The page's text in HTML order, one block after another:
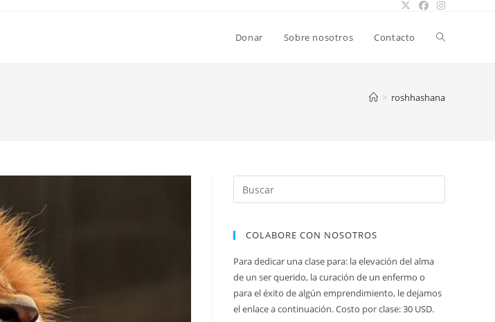
Donar Sobre nosotros Contacto Alternar
> roshhashana
COLABORE CON NOSOTROS
Para dedicar una clase para: la elevación del alma
de un ser querido, la curación de un enfermo o
para el éxito de algún emprendimiento, le dejamos
el enlace a continuación. Costo por clase: 30 USD.